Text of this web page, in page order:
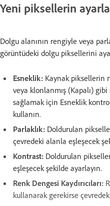
Yeni piksellerin
Dolgu alanının rengiyle veya
görüntüdeki dolgu piksellerini
Esneklik: Kaynak piksellerin
veya klonlanmış (Kapalı)
sağlamak için Esneklik
kullanın.
Parlaklık: Doldurulan
çevredeki alanla eşleşecek
Kontrast: Doldurulan
eşleşecek şekilde ayarlayın.
Renk Dengesi Kaydırıcıları:
kullanarak gerekirse